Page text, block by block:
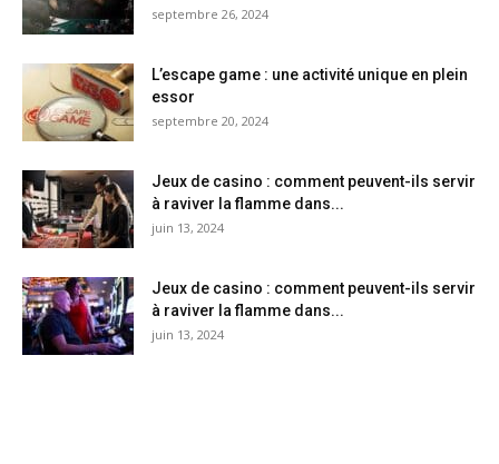
septembre 26, 2024
L’escape game : une activité unique en plein
essor
septembre 20, 2024
Jeux de casino : comment peuvent-ils servir
à raviver la flamme dans...
juin 13, 2024
Jeux de casino : comment peuvent-ils servir
à raviver la flamme dans...
juin 13, 2024